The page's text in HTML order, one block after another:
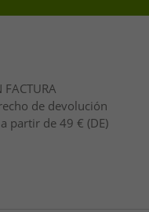
FACTURA
de devolución
partir de 49 € (DE)